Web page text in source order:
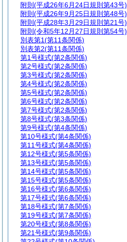
附則 (平成26年6月24日規則第43号)
附則 (平成26年9月25日規則第48号)
附則 (平成28年3月29日規則第21号)
附則 (令和5年12月27日規則第54号)
別表第1(第11条関係)
別表第2(第11条関係)
第1号様式(第2条関係)
第2号様式(第2条関係)
第3号様式(第2条関係)
第4号様式(第2条関係)
第5号様式(第2条関係)
第6号様式(第2条関係)
第7号様式(第2条関係)
第8号様式(第3条関係)
第9号様式(第4条関係)
第10号様式(第4条関係)
第11号様式(第4条関係)
第12号様式(第5条関係)
第13号様式(第5条関係)
第14号様式(第5条関係)
第15号様式(第5条関係)
第16号様式(第6条関係)
第17号様式(第6条関係)
第18号様式(第7条関係)
第19号様式(第7条関係)
第20号様式(第8条関係)
第21号様式(第9条関係)